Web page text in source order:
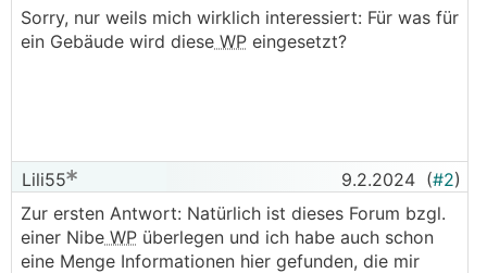
..
Sorry, nur weils mich wirklich interessiert: Für was für
ein Gebäude wird diese WP eingesetzt?
Lili55 9.2.2024 (#2)
Zur ersten Antwort: Natürlich ist dieses Forum bzgl.
einer Nibe WP überlegen und ich habe auch schon
eine Menge Informationen hier gefunden, die mir